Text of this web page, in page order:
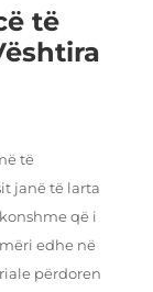
të
të
janë të larta
që i
edhe në
përdoren